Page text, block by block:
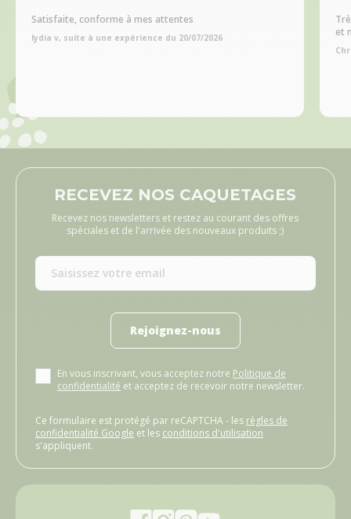
Satisfaite, conforme à mes attentes
lydia v, suite à une expérience du 20/07/2026
et
RECEVEZ NOS CAQUETAGES
Recevez nos newsletters et restez au courant des offres
spéciales et de l'arrivée des nouveaux produits ;)
Rejoignez-nous
En vous inscrivant, vous acceptez notre Politique de
confidentialité et acceptez de recevoir notre newsletter.
Ce formulaire est protégé par reCAPTCHA - les règles de
confidentialité Google et les conditions d'utilisation
s'appliquent.